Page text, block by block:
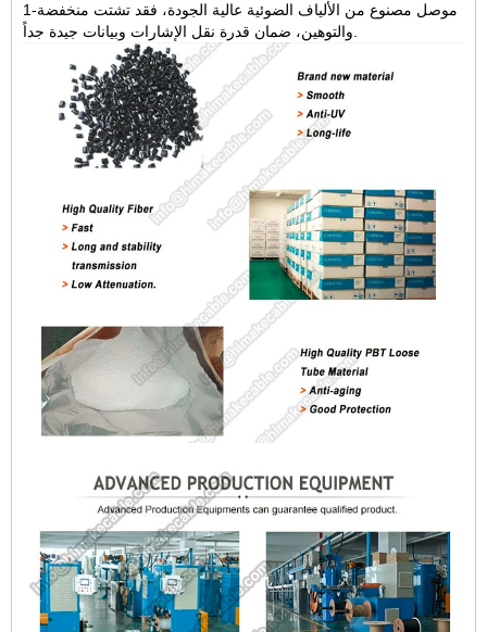
1-موصل مصنوع من الألياف الضوئية عالية الجودة، فقد تشتت منخفضة
والتوهين، ضمان قدرة نقل الإشارات وبيانات جيدة جداً.